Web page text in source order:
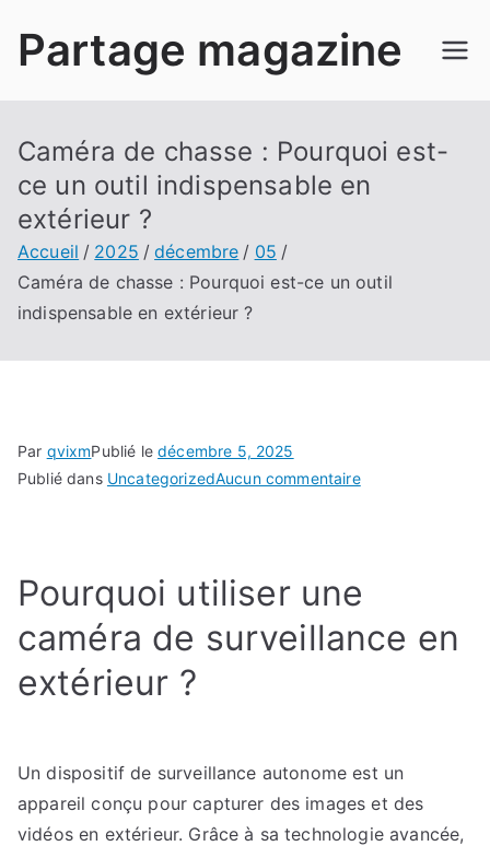
Partage magazine
Caméra de chasse : Pourquoi est-
ce un outil indispensable en
extérieur ?
Accueil 2025 décembre
05
Caméra de chasse : Pourquoi est-ce un outil
indispensable en extérieur ?
Par qvixmPublié ledécembre 5, 2025
Publié dans UncategorizedAucun commentairesur
:
est-
en
extérieur
?
Pourquoi utiliser une
caméra de surveillance en
extérieur ?
Un dispositif de surveillance autonome est un
appareil conçu pour capturer des images et des
vidéos en extérieur. Grâce à sa technologie avancée,